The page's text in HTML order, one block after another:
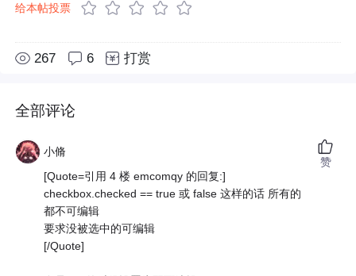
给本帖投票
267 6 打赏
全部评论
小脩
[Quote=引用 4 楼 emcomqy 的回复:]
checkbox.checked == true 或 false 这样的话 所有的
都不可编辑
要求没被选中的可编辑
[/Quote]
赞